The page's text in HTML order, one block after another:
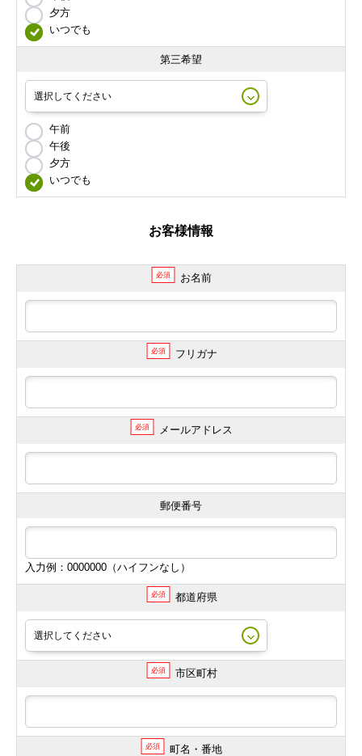
夕方
いつでも
第三希望
午前
午後
夕方
いつでも
お客様情報
必須 お名前
必須 フリガナ
必須 メールアドレス
郵便番号
入力例：0000000（ハイフンなし）
必須 都道府県
必須 市区町村
必須 町名・番地